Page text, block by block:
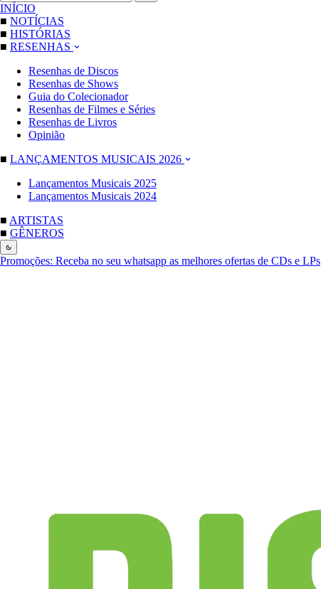
INÍCIO
■ NOTÍCIAS
■ HISTÓRIAS
■ RESENHAS
Resenhas de Discos
Resenhas de Shows
Guia do Colecionador
Resenhas de Filmes e Séries
Resenhas de Livros
Opinião
■ LANÇAMENTOS MUSICAIS 2026
Lançamentos Musicais 2025
Lançamentos Musicais 2024
■ ARTISTAS
■ GÊNEROS
Promoções: Receba no seu whatsapp as melhores ofertas de CDs e LPs